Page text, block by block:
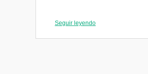
Materia
Nombre
Seguir leyendo